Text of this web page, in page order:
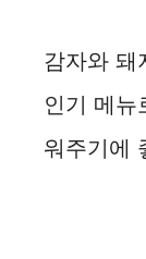
감자와 돼
인기 메뉴
워주기에